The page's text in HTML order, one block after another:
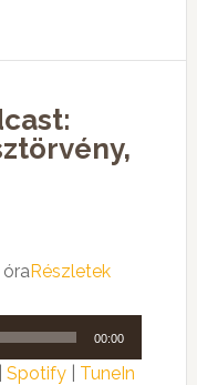
Részletek
00:00
Spotify| TuneIn